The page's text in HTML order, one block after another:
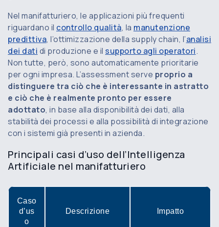
Nel manifatturiero, le applicazioni più frequenti
riguardano il controllo qualità, la manutenzione
predittiva, l’ottimizzazione della supply chain, l’analisi
dei dati di produzione e il supporto agli operatori.
Non tutte, però, sono automaticamente prioritarie
per ogni impresa. L’assessment serve proprio a
distinguere tra ciò che è interessante in astratto
e ciò che è realmente pronto per essere
adottato, in base alla disponibilità dei dati, alla
stabilità dei processi e alla possibilità di integrazione
con i sistemi già presenti in azienda.
Principali casi d’uso dell’Intelligenza
Artificiale nel manifatturiero
Caso
d’us
o
Descrizione Impatto